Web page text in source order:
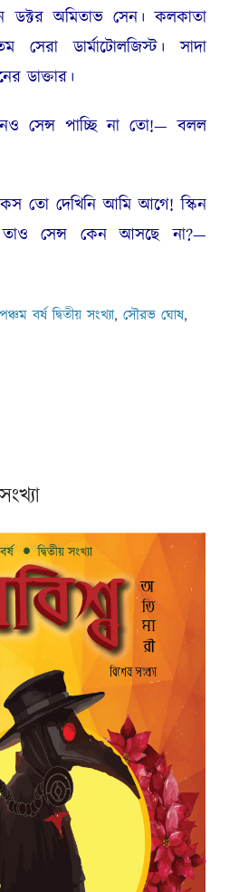
ডক্টর অমিতাভ সেন। কলকাতা
ডার্মাটোলজিস্ট। সাদা
ডাক্তার।
পাচ্ছি না তো!— বলল
তো দেখিনি আমি আগে! স্কিন
তাও সেন্স কেন আসছে না?—
পঞ্চম বর্ষ দ্বিতীয় সংখ্যা, সৌরভ ঘোষ,